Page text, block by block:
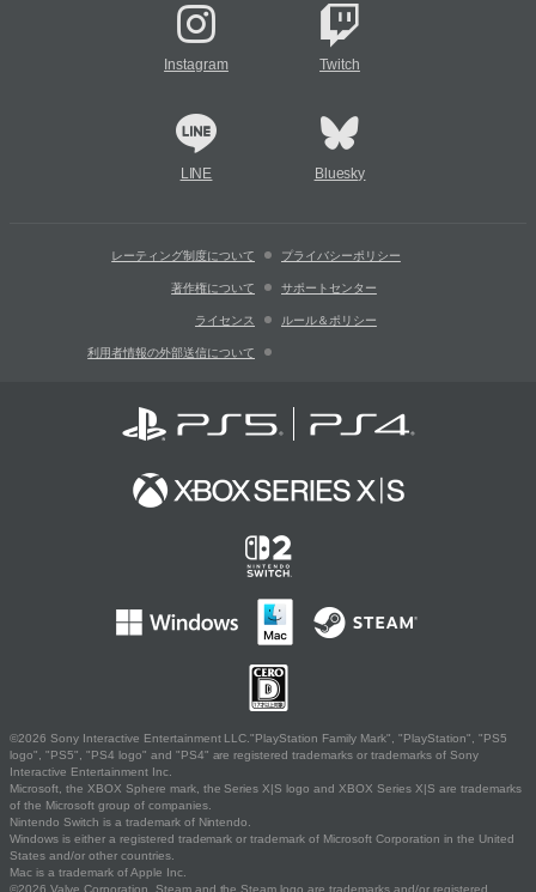
Instagram Twitch
LINE Bluesky
レーティング制度について プライバシーポリシー
著作権について サポートセンター
ライセンス ルール＆ポリシー
利用者情報の外部送信について
©2026 Sony Interactive Entertainment LLC."PlayStation Family Mark", "PlayStation", "PS5
logo", "PS5", "PS4 logo" and "PS4" are registered trademarks or trademarks of Sony
Interactive Entertainment Inc.
Microsoft, the XBOX Sphere mark, the Series X|S logo and XBOX Series X|S are trademarks
of the Microsoft group of companies.
Nintendo Switch is a trademark of Nintendo.
Windows is either a registered trademark or trademark of Microsoft Corporation in the United
States and/or other countries.
Mac is a trademark of Apple Inc.
©2026 Valve Corporation. Steam and the Steam logo are trademarks and/or registered